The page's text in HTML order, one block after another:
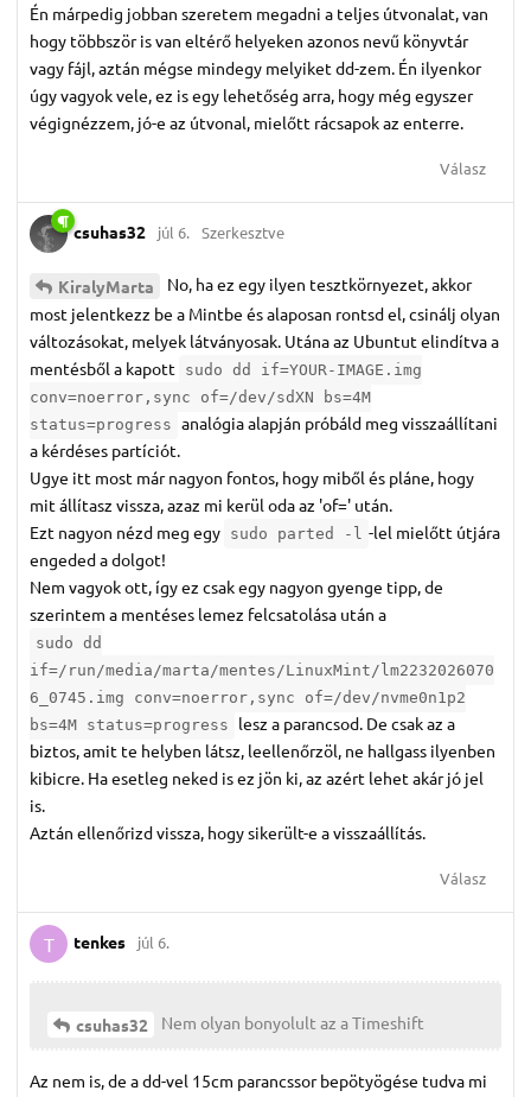
Én márpedig jobban szeretem megadni a teljes útvonalat, van
hogy többször is van eltérő helyeken azonos nevű könyvtár
vagy fájl, aztán mégse mindegy melyiket dd-zem. Én ilyenkor
úgy vagyok vele, ez is egy lehetőség arra, hogy még egyszer
végignézzem, jó-e az útvonal, mielőtt rácsapok az enterre.
Válasz
csuhas32 júl 6. Szerkesztve
KiralyMarta
No, ha ez egy ilyen tesztkörnyezet, akkor
most jelentkezz be a Mintbe és alaposan rontsd el, csinálj olyan
változásokat, melyek látványosak. Utána az Ubuntut elindítva a
mentésből a kapott
sudo dd if=YOUR-IMAGE.img
conv=noerror,sync of=/dev/sdXN bs=4M
status=progress analógia alapján próbáld meg visszaállítani
a kérdéses partíciót.
Ugye itt most már nagyon fontos, hogy miből és pláne, hogy
mit állítasz vissza, azaz mi kerül oda az 'of=' után.
Ezt nagyon nézd meg egy sudo parted -l -lel mielőtt útjára
engeded a dolgot!
Nem vagyok ott, így ez csak egy nagyon gyenge tipp, de
szerintem a mentéses lemez felcsatolása után a
sudo dd
if=/run/media/marta/mentes/LinuxMint/lm2232026070
6_0745.img conv=noerror,sync of=/dev/nvme0n1p2
bs=4M status=progress
lesz a parancsod. De csak az a
biztos, amit te helyben látsz, leellenőrzöl, ne hallgass ilyenben
kibicre. Ha esetleg neked is ez jön ki, az azért lehet akár jó jel
is.
Aztán ellenőrizd vissza, hogy sikerült-e a visszaállítás.
Válasz
T tenkes júl 6.
csuhas32 Nem olyan bonyolult az a Timeshift
Az nem is, de a dd-vel 15cm parancssor bepötyögése tudva mi